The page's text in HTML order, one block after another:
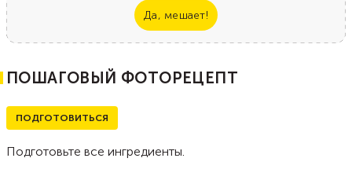
Да, мешает!
ПОШАГОВЫЙ ФОТОРЕЦЕПТ
ПОДГОТОВИТЬСЯ
Подготовьте все ингредиенты.